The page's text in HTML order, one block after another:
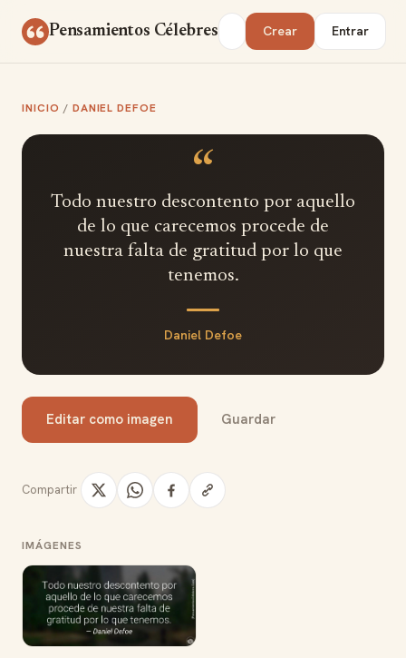
Pensamientos Célebres Buscar Crear Entrar
INICIO / DANIEL DEFOE
“
Todo nuestro descontento por aquello
de lo que carecemos procede de
nuestra falta de gratitud por lo que
tenemos.
Daniel Defoe
Editar como imagen Guardar
Compartir
IMÁGENES